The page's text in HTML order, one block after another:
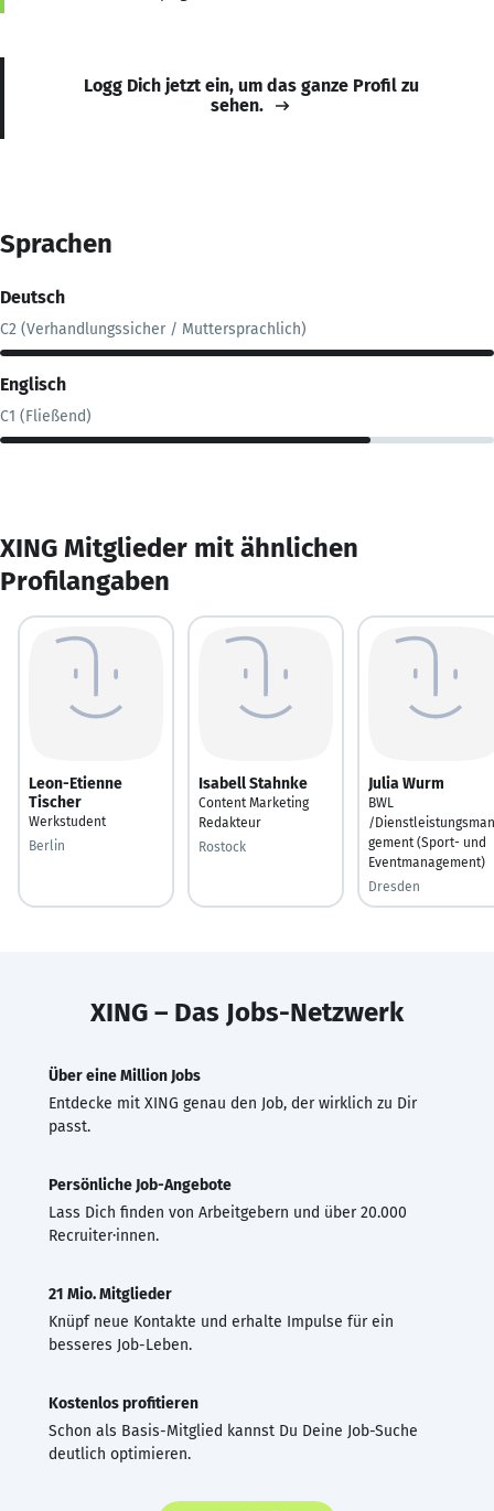
Logg Dich jetzt ein, um das ganze Profil zu
sehen.
Sprachen
Deutsch
C2 (Verhandlungssicher / Muttersprachlich)
Englisch
C1 (Fließend)
XING Mitglieder mit ähnlichen
Profilangaben
Leon-Etienne
Tischer
Werkstudent
Berlin
Isabell Stahnke
Content Marketing
Redakteur
Rostock
Julia Wurm
BWL
/
gement (Sport- und
Eventmanagement)
Dresden
XING – Das Jobs-Netzwerk
Über eine Million Jobs
Entdecke mit XING genau den Job, der wirklich zu Dir
passt.
Persönliche Job-Angebote
Lass Dich finden von Arbeitgebern und über 20.000
Recruiter·innen.
21 Mio. Mitglieder
Knüpf neue Kontakte und erhalte Impulse für ein
besseres Job-Leben.
Kostenlos profitieren
Schon als Basis-Mitglied kannst Du Deine Job-Suche
deutlich optimieren.